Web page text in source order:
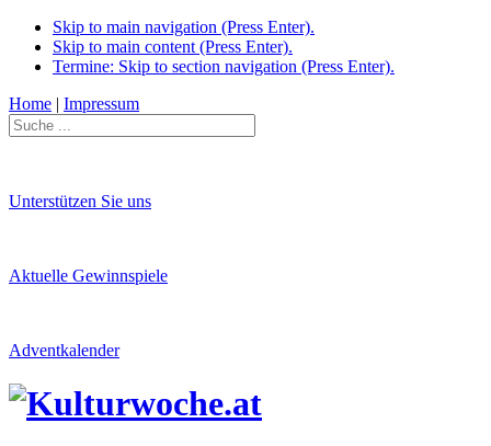
Skip to main navigation (Press Enter).
Skip to main content (Press Enter).
Termine: Skip to section navigation (Press Enter).
Home | Impressum
Unterstützen Sie uns
Aktuelle Gewinnspiele
Adventkalender